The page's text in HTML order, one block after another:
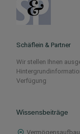
Schäflein & Partner
Wir stellen Ihnen
Verfügung
Wissensbeiträge
Vermögensaufbau